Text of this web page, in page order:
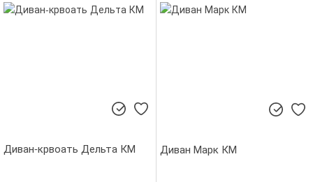
Диван-крвоать Дельта КМ Диван Марк КМ